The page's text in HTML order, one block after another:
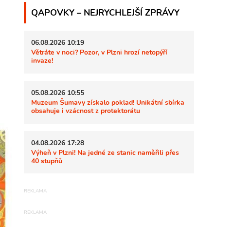
QAPOVKY – NEJRYCHLEJŠÍ ZPRÁVY
06.08.2026 10:19
Větráte v noci? Pozor, v Plzni hrozí netopýří
invaze!
05.08.2026 10:55
Muzeum Šumavy získalo poklad! Unikátní sbírka
obsahuje i vzácnost z protektorátu
04.08.2026 17:28
Výheň v Plzni! Na jedné ze stanic naměřili přes
40 stupňů